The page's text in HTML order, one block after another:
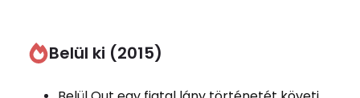
Belül ki (2015)